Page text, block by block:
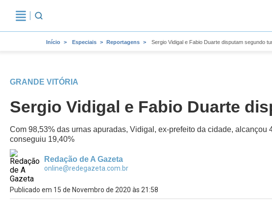
Início Especiais Reportagens Sergio Vidigal e Fabio Duarte disputam segundo
GRANDE VITÓRIA
Sergio Vidigal e Fabio Duarte
Com 98,53% das urnas apuradas, Vidigal, ex-prefeito da cidade,
conseguiu 19,40%
Redação de A Gazeta
online@redegazeta.com.br
Publicado em 15 de Novembro de 2020 às 21:58